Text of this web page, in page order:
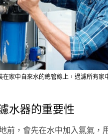
家中自來水的總管線上，過濾所有家
水器的重要性
前，會先在水中加入氯氣，